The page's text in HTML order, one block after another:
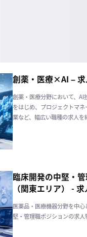
創薬・医療×AI – 求
創薬・医療分野において、
をはじめ、プロジェクトマ
業など、幅広い職種の求人を
臨床開発の中堅・
（関東エリア） -
医薬品・医療機器分野を中
堅・管理職ポジションの求人